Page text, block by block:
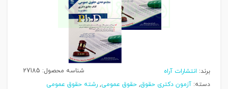
برند: انتشارات آراه شناسه محصول: 27185
دسته: آزمون دکتری حقوق, حقوق عمومی, رشته حقوق عمومی